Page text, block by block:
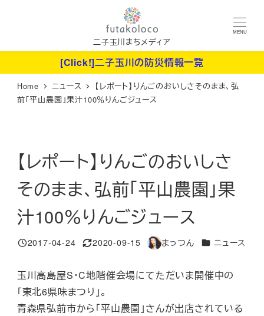
ン
二子玉川まちメディア
MENU
[Click!]二子玉川の防災情報一覧
Home ニュース
【レポート】りんごのおいしさそのまま、弘
前「平山農園」果汁100％りんごジュース
【レポート】りんごのおいしさ
そのまま、弘前「平山農園」果
汁100％りんごジュース
投稿日
2017-04-24
更新日
2020-09-15
著
まっつん カテゴリー
ニュース
玉川高島屋S・C地階催会場にてただいま開催中の
「東北6県味まつり」。
青森県弘前市から「平山農園」さんが出店されている